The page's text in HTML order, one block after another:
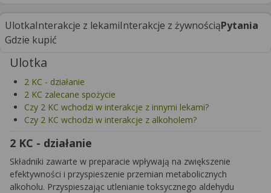
UlotkaInterakcje z lekamiInterakcje z żywnościąPytania
Gdzie kupić
Ulotka
2 KC - działanie
2 KC zalecane spożycie
Czy 2 KC wchodzi w interakcje z innymi lekami?
Czy 2 KC wchodzi w interakcje z alkoholem?
2 KC - działanie
Składniki zawarte w preparacie wpływają na zwiększenie
efektywności i przyspieszenie przemian metabolicznych
alkoholu. Przyspieszając utlenianie toksycznego aldehydu
Więcej informacji na temat wykorzystywania narzędzi
zewnętrznych w naszym serwisie znajdziesz w
Serwisu